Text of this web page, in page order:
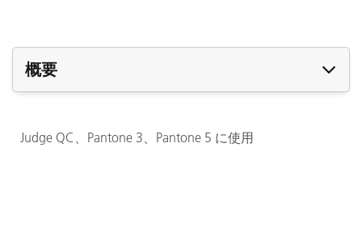
概要
Judge QC、Pantone 3、Pantone 5 に使用